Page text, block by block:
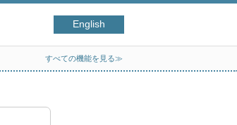
English
すべての機能を見る≫